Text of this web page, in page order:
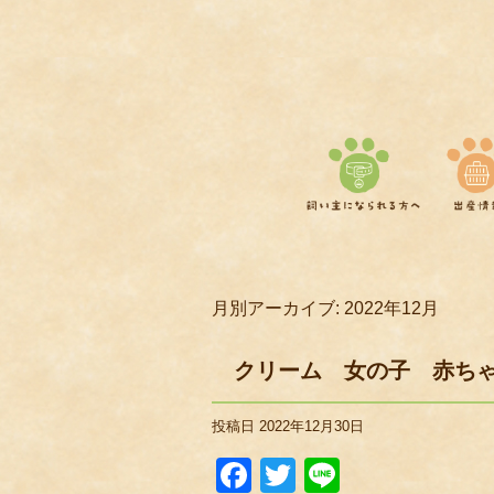
月別アーカイブ: 2022年12月
クリーム 女の子 赤ち
投稿日 2022年12月30日
Facebook
Twitter